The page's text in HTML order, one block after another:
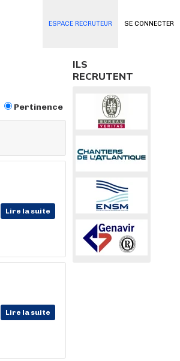
SE CONNECTER
ESPACE RECRUTEUR
Pertinence
Lire la suite
Lire la suite
ILS
RECRUTENT